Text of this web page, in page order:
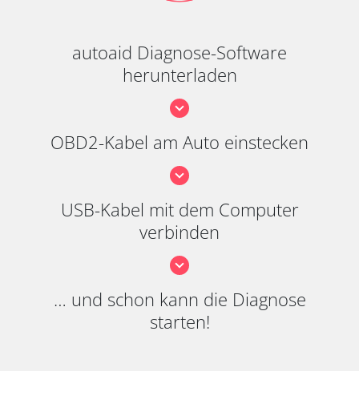
autoaid Diagnose-Software
herunterladen
OBD2-Kabel am Auto einstecken
USB-Kabel mit dem Computer
verbinden
… und schon kann die Diagnose
starten!